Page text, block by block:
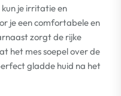
je irritatie en
je een comfortabele en
zorgt de rijke
het mes soepel over de
gladde huid na het